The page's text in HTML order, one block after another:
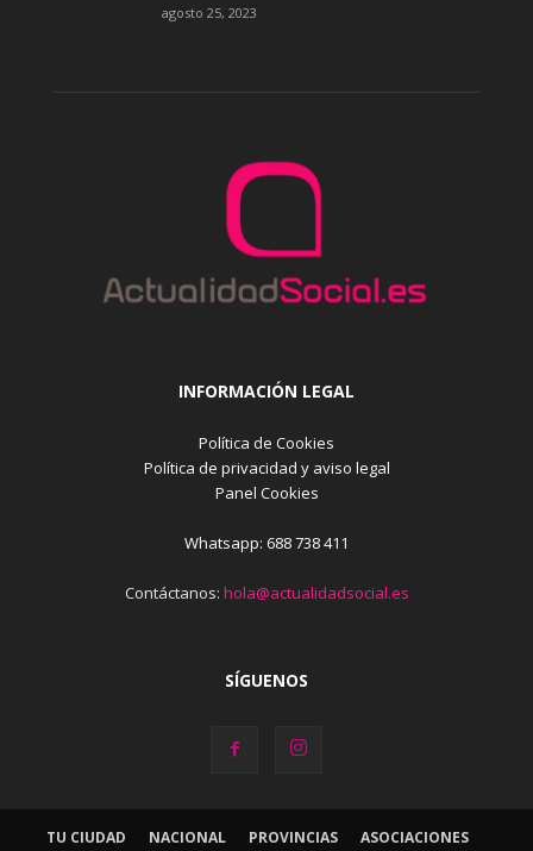
agosto 25, 2023
INFORMACIÓN LEGAL
Política de Cookies
Política de privacidad y aviso legal
Panel Cookies
Whatsapp: 688 738 411
Contáctanos: hola@actualidadsocial.es
SÍGUENOS
TU CIUDAD NACIONAL PROVINCIAS ASOCIACIONES